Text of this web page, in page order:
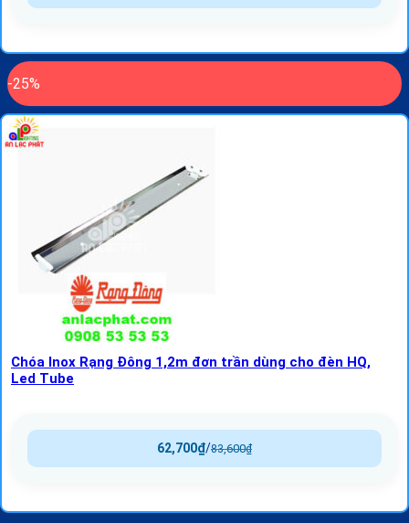
-25%
Chóa Inox Rạng Đông 1,2m đơn trần dùng cho đèn HQ,
Led Tube
83,600₫
/
62,700₫